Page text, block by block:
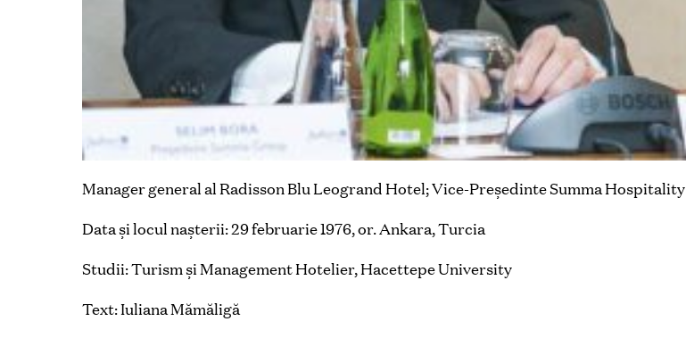
Manager general al Radisson Blu Leogrand Hotel; Vice-Președinte Summa Hospitality
Data și locul nașterii: 29 februarie 1976, or. Ankara, Turcia
Studii: Turism și Management Hotelier, Hacettepe University
Text: Iuliana Mămăligă